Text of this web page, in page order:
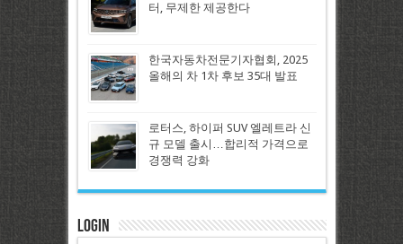
터, 무제한 제공한다
한국자동차전문기자협회, 2025
올해의 차 1차 후보 35대 발표
로터스, 하이퍼 SUV 엘레트라 신
규 모델 출시…합리적 가격으로
경쟁력 강화
Login